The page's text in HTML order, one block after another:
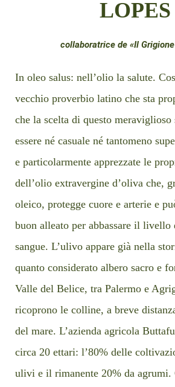
LOPES
collaboratrice de «Il
In oleo salus: nell’olio la salute.
vecchio proverbio latino che sta
che la scelta di questo meraviglioso
essere né casuale né tantomeno
e particolarmente apprezzate le
dell’olio extravergine d’oliva che,
oleico, protegge cuore e arterie e
buon alleato per abbassare il
sangue. L’ulivo appare già nella
quanto considerato albero sacro e
Valle del Belice, tra Palermo e
ricoprono le colline, a breve
del mare. L’azienda agricola
circa 20 ettari: l’80% delle
ulivi e il rimanente 20% da